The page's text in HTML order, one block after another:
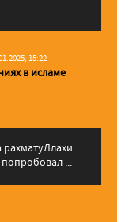
15:22
в исламе
попробовал ...